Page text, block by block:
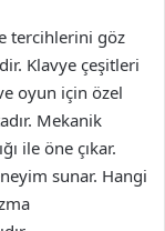
tercihlerini göz
Klavye çeşitleri
oyun için özel
Mekanik
ile öne çıkar.
sunar. Hangi